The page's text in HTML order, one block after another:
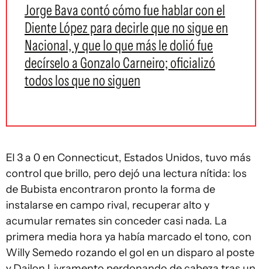
Jorge Bava contó cómo fue hablar con el
Diente López para decirle que no sigue en
Nacional, y que lo que más le dolió fue
decírselo a Gonzalo Carneiro; oficializó
todos los que no siguen
El 3 a 0 en Connecticut, Estados Unidos, tuvo más
control que brillo, pero dejó una lectura nítida: los
de Bubista encontraron pronto la forma de
instalarse en campo rival, recuperar alto y
acumular remates sin conceder casi nada. La
primera media hora ya había marcado el tono, con
Willy Semedo rozando el gol en un disparo al poste